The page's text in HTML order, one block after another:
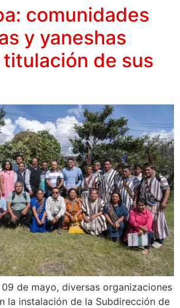
comunidades
y yaneshas
de sus
09 de mayo, diversas organizaciones
la instalación de la Subdirección de